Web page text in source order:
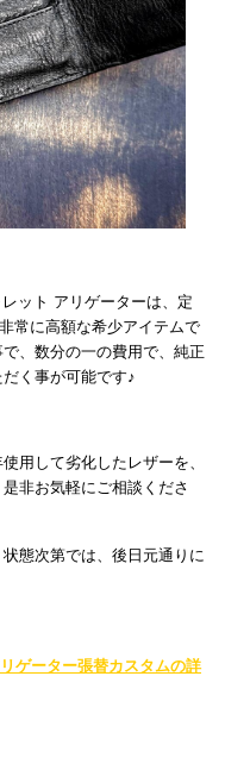
ット アリゲーターは、定
常に高額な希少アイテムで
、数分の一の費用で、純正
く事が可能です♪
用して劣化したレザーを、
非お気軽にご相談くださ
態次第では、後日元通りに
ゲーター張替カスタムの詳